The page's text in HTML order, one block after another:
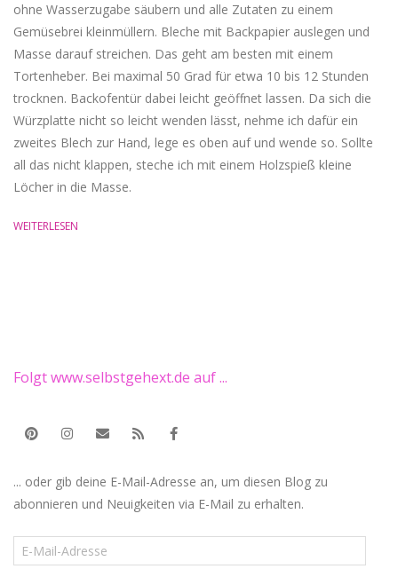
ohne Wasserzugabe säubern und alle Zutaten zu einem
Gemüsebrei kleinmüllern. Bleche mit Backpapier auslegen und
Masse darauf streichen. Das geht am besten mit einem
Tortenheber. Bei maximal 50 Grad für etwa 10 bis 12 Stunden
trocknen. Backofentür dabei leicht geöffnet lassen. Da sich die
Würzplatte nicht so leicht wenden lässt, nehme ich dafür ein
zweites Blech zur Hand, lege es oben auf und wende so. Sollte
all das nicht klappen, steche ich mit einem Holzspieß kleine
Löcher in die Masse.
WEITERLESEN
Folgt www.selbstgehext.de auf ...
... oder gib deine E-Mail-Adresse an, um diesen Blog zu
abonnieren und Neuigkeiten via E-Mail zu erhalten.
E-
Mail-